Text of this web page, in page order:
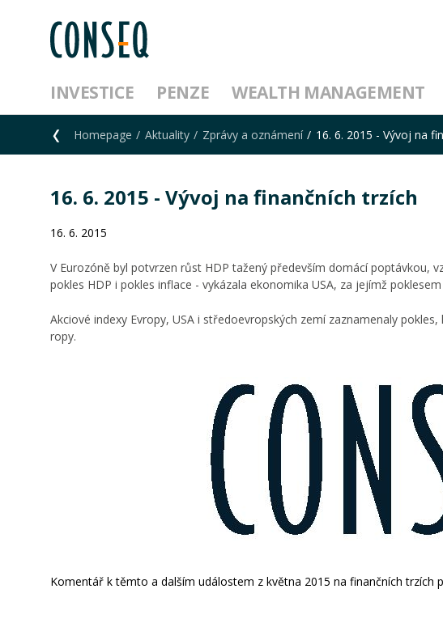
INVESTICE PENZE WEALTH MANAGEMENT
Homepage Aktuality Zprávy a oznámení 16. 6. 2015 - Vývoj na
16. 6. 2015 - Vývoj na finančních trzích
16. 6. 2015
V Eurozóně byl potvrzen růst HDP tažený především domácí poptávkou,
pokles HDP i pokles inflace - vykázala ekonomika USA, za jejímž
Akciové indexy Evropy, USA i středoevropských zemí zaznamenaly
ropy.
Komentář k těmto a dalším událostem z května 2015 na finančních trzích